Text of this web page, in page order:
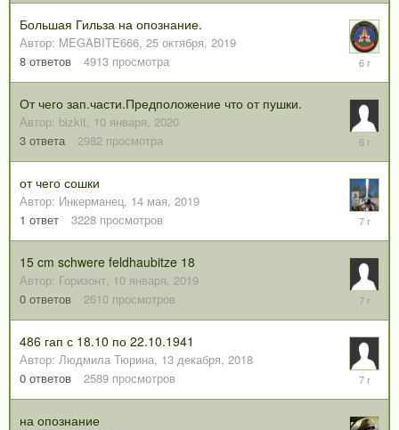
2020
Большая Гильза на опознание.
Автор: MEGABITE666, 25 октября, 2019
8 ответов 4913 просмотра
2020
От чего зап.части.Предположение что от пушки.
Автор: bizkit, 10 января, 2020
3 ответа 2982 просмотра
11
2020
от чего сошки
Автор: Инкерманец, 14 мая, 2019
1 ответ 3228 просмотров
14
2019
15 cm schwere feldhaubitze 18
Автор: Горизонт, 10 января, 2019
0 ответов 2610 просмотров
10
2019
486 гап с 18.10 по 22.10.1941
Автор: Людмила Тюрина, 13 декабря, 2018
0 ответов 2589 просмотров
13
2018
на опознание